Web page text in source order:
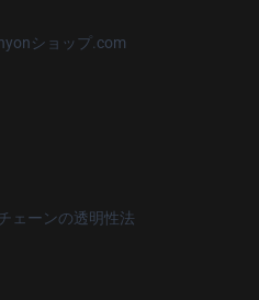
ショップ.com
ェーンの透明性法